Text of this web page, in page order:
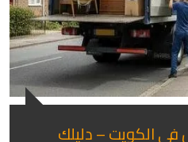
الكويت – دليلك